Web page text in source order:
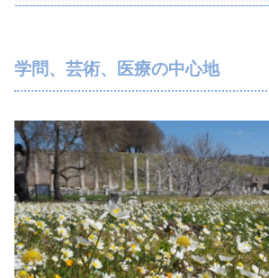
学問、芸術、医療の中心地